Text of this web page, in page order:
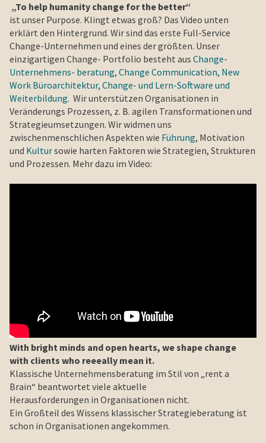
„To help humanity change for the better“
ist unser Purpose. Klingt etwas groß? Das Video unten
erklärt den Hintergrund. Wir sind das erste Full-Service
Change-Unternehmen und eines der größten. Unser
einzigartigen Change- Portfolio besteht aus Change-
Unternehmens- beratung, Change Communication, New
Work Büroarchitektur, Change- und Lern-Software und
Weiterbildung. Wir unterstützen Organisationen in
Veränderungs Prozessen, z. B. agilen Transformationen und
Strategieumsetzungen. Wir widmen uns
zwischenmenschlichen Aspekten wie Führung, Motivation
und Kultursowie harten Faktoren wie Strategien, Strukturen
und Prozessen. Mehr dazu im Video:
With bright minds and open hearts, we shape change
with clients who reeeally mean it.
Klassische Unternehmensberatung im Stil von „rent a
Brain“ beantwortet viele aktuelle
Herausforderungen in Organisationen nicht.
Ein Großteil des Wissens klassischer Strategieberatung ist
schon in Organisationen angekommen.